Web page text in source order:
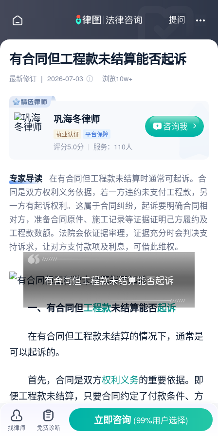
提问
有合同但工程款未结算能否起诉
最新修订 | 2026-07-03 浏览10w+
巩海冬律师
执业认证 平台保障
咨询我
评分5.0分 服务： 110人
专家导读
在有合同但工程款未结算时通常可起诉。合
同是双方权利义务依据，若一方违约未支付工程款，另
一方有起诉权利。这属于合同纠纷，起诉要明确合同相
对方，准备合同原件、施工记录等证据证明己方履约及
工程款数额。法院会依证据审理，证据充分时会判决支
持诉求，让对方支付款项及利息，可借此维权。
有合同但工程款未结算能否起诉
一、有合同但工程款未结算能否起诉
在有合同但工程款未结算的情况下，通常是
可以起诉的。
首先，合同是双方权利义务的重要依据。即
便工程款未结算，只要合同约定了付款条件、方
式等内容，且一方存在违约未支付工程款等情
形，另一方就有起诉的权利基础。
找律师 免费诊断
立即咨询 (99%用户选择)